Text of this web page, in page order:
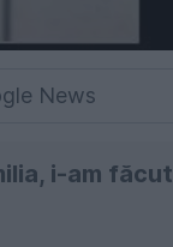
News
i-am făcut